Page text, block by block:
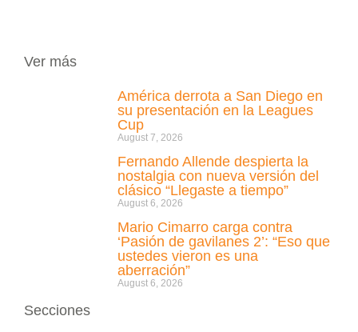
Ver más
América derrota a San Diego en
su presentación en la Leagues
Cup
August 7, 2026
Fernando Allende despierta la
nostalgia con nueva versión del
clásico “Llegaste a tiempo”
August 6, 2026
Mario Cimarro carga contra
‘Pasión de gavilanes 2’: “Eso que
ustedes vieron es una
aberración”
August 6, 2026
Secciones